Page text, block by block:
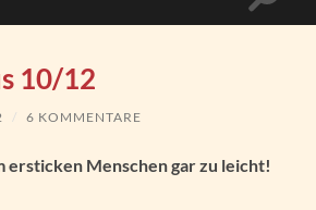
10/12
/ 6 KOMMENTARE
ersticken Menschen gar zu leicht!